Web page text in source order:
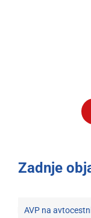
Zadnje
AVP na